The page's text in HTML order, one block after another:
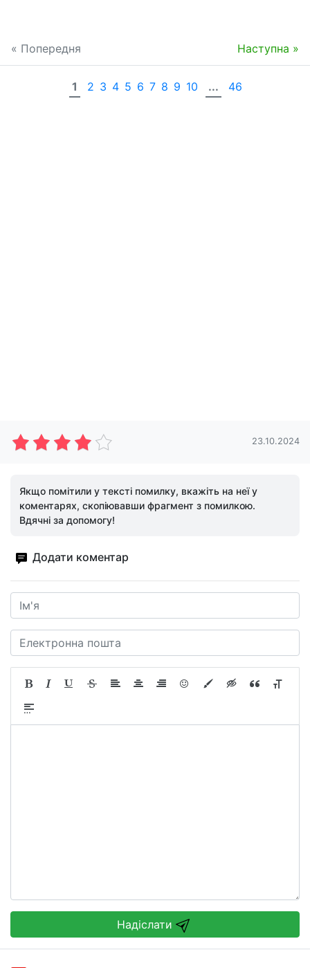
« Попередня Наступна »
1 2 3 4 5 6 7 8 9 10 ... 46
23.10.2024
Якщо помітили у тексті помилку, вкажіть на неї у
коментарях, скопіювавши фрагмент з помилкою.
Вдячні за допомогу!
Додати коментар
Надіслати